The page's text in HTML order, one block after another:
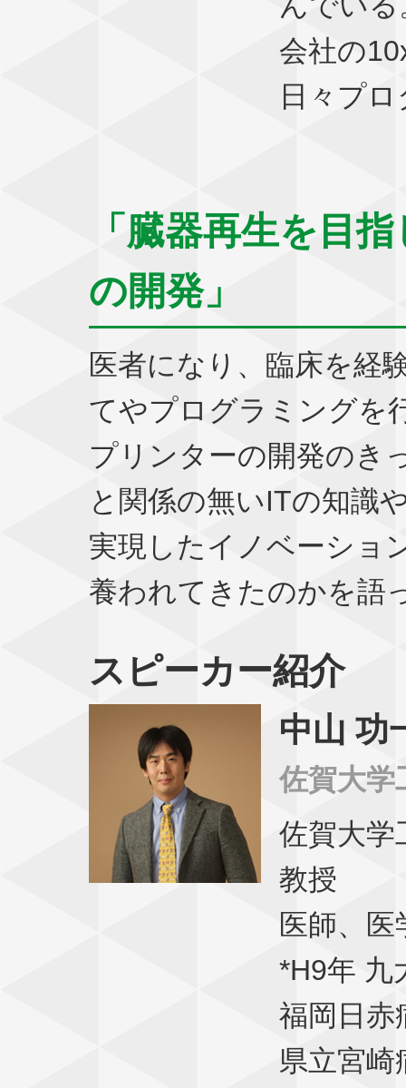
会社の
日々プ
「臓器再生を目
の開発」
医者になり、臨床を経
てやプログラミングを
プリンターの開発のき
と関係の無いITの知識
実現したイノベーショ
養われてきたのかを語
スピーカー紹介
中山 功
佐賀大学
佐賀大学
教授
医師、医
*H9年 九
福岡日赤
県立宮